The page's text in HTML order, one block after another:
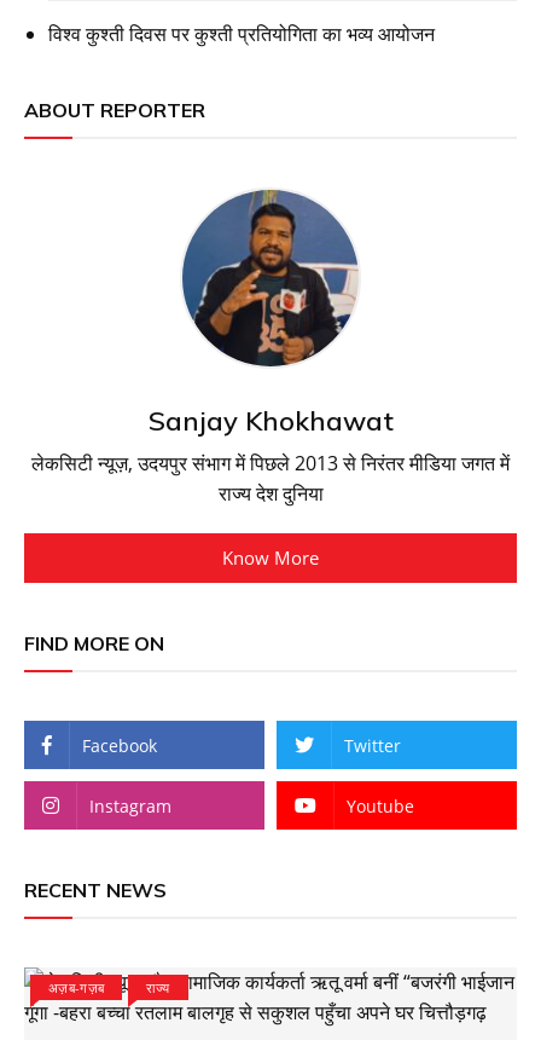
विश्व कुश्ती दिवस पर कुश्ती प्रतियोगिता का भव्य आयोजन
ABOUT REPORTER
Sanjay Khokhawat
लेकसिटी न्यूज़, उदयपुर संभाग में पिछले 2013 से निरंतर मीडिया जगत में
राज्य देश दुनिया
Know More
FIND MORE ON
Facebook Twitter
Instagram Youtube
RECENT NEWS
अज़ब-गज़ब राज्य